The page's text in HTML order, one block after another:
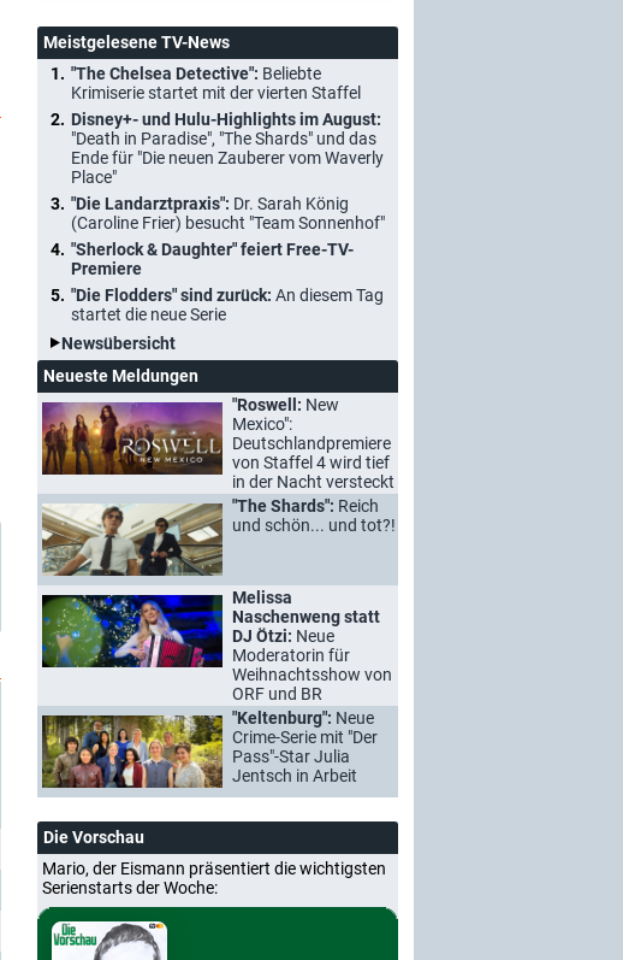
Meistgelesene TV-News
"The Chelsea Detective": Beliebte
Krimiserie startet mit der vierten Staffel
Disney+- und Hulu-Highlights im August:
"Death in Paradise", "The Shards" und das
Ende für "Die neuen Zauberer vom Waverly
Place"
"Die Landarztpraxis": Dr. Sarah König
(Caroline Frier) besucht "Team Sonnenhof"
"Sherlock & Daughter" feiert Free-TV-
Premiere
"Die Flodders" sind zurück: An diesem Tag
startet die neue Serie
Newsübersicht
Neueste Meldungen
"Roswell: New
Mexico":
Deutschlandpremiere
von Staffel 4 wird tief
in der Nacht versteckt
"The Shards": Reich
und schön... und tot?!
Melissa
Naschenweng statt
DJ Ötzi: Neue
Moderatorin für
Weihnachtsshow von
ORF und BR
"Keltenburg": Neue
Crime-Serie mit "Der
Pass"-Star Julia
Jentsch in Arbeit
Die Vorschau
Mario, der Eismann präsentiert die wichtigsten
Serienstarts der Woche: